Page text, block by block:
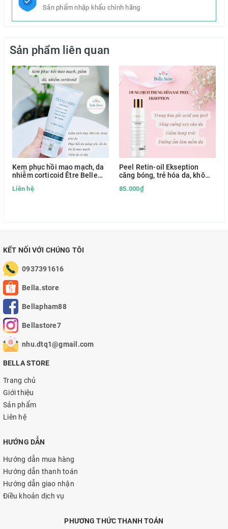
Sản phẩm nhập khẩu chính hãng
Sản phẩm liên quan
Kem phục hồi mao mạch, da
nhiễm corticoid Être Belle
Liên hệ
Peel Retin-oil Ekseption
căng bóng, trẻ hóa da, khô
85.000₫
KẾT NỐI VỚI CHÚNG TÔI
0937391616
Bella.store
Bellapham88
Bellastore7
nhu.dtq1@gmail.com
BELLA STORE
Trang chủ
Giới thiệu
Sản phẩm
Liên hệ
HƯỚNG DẪN
Hướng dẫn mua hàng
Hướng dẫn thanh toán
Hướng dẫn giao nhận
Điều khoản dịch vụ
PHƯƠNG THỨC THANH TOÁN